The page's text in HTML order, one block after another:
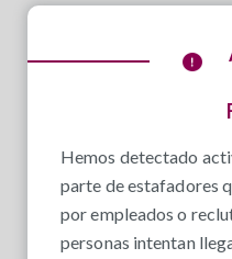
Hemos detectado
parte de estafadores
por empleados o
personas intentan